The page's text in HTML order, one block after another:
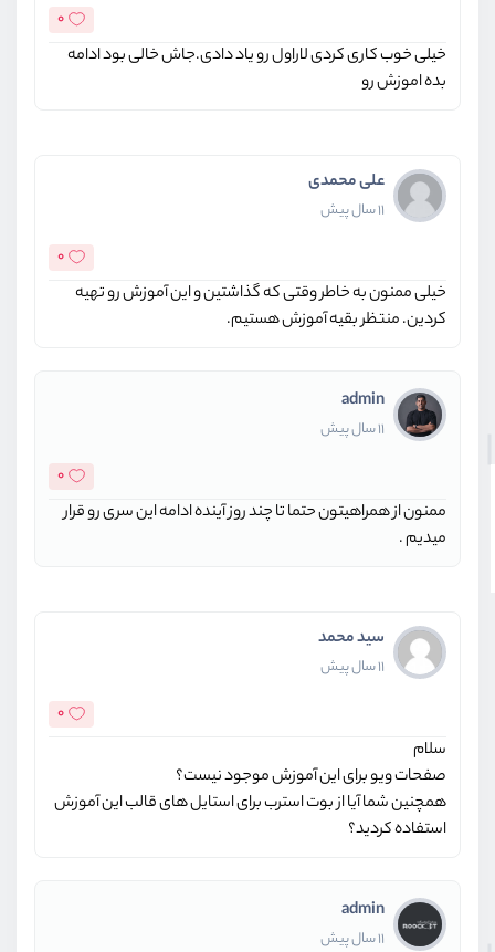
0
خیلی خوب کاری کردی لاراول رو یاد دادی.جاش خالی بود ادامه
بده اموزش رو
علی محمدی
11 سال پیش
0
خیلی ممنون به خاطر وقتی که گذاشتین و این آموزش رو تهیه
کردین. منتظر بقیه آموزش هستیم.
admin
11 سال پیش
0
ممنون از همراهیتون حتما تا چند روز آینده ادامه این سری رو قرار
میدیم .
سید محمد
11 سال پیش
0
سلام
صفحات ویو برای این آموزش موجود نیست؟
همچنین شما آیا از بوت استرب برای استایل های قالب این آموزش
استفاده کردید؟
admin
11 سال پیش